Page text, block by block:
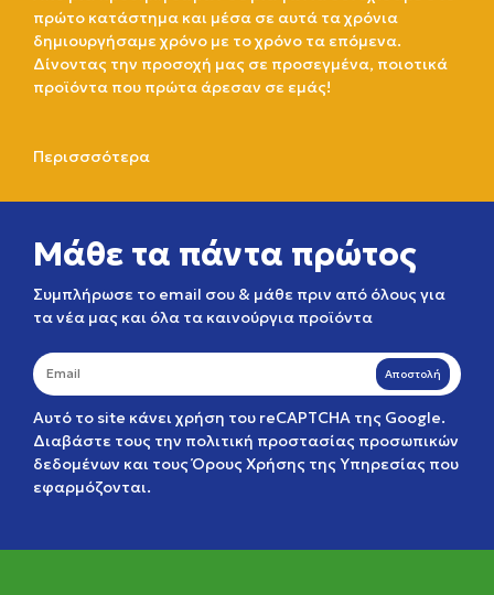
πρώτο κατάστημα και μέσα σε αυτά τα χρόνια
δημιουργήσαμε χρόνο με το χρόνο τα επόμενα.
Δίνοντας την προσοχή μας σε προσεγμένα, ποιοτικά
προϊόντα που πρώτα άρεσαν σε εμάς!
Περισσσότερα
Μάθε τα πάντα πρώτος
Συμπλήρωσε το email σου & μάθε πριν από όλους για
τα νέα μας και όλα τα καινούργια προϊόντα
Αποστολή
Αυτό το site κάνει χρήση του reCAPTCHA της Google.
Διαβάστε τους την πολιτική προστασίας προσωπικών
δεδομένων και τουςΌρους Χρήσης της Υπηρεσίας που
εφαρμόζονται.